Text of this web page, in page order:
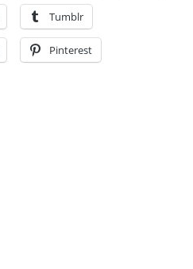
Tumblr
Pinterest